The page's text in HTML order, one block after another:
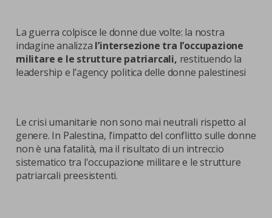
La guerra colpisce le donne due volte: la nostra
indagine analizza l’intersezione tra l’occupazione
militare e le strutture patriarcali, restituendo la
leadership e l’agency politica delle donne palestinesi
Le crisi umanitarie non sono mai neutrali rispetto al
genere. In Palestina, l’impatto del conflitto sulle donne
non è una fatalità, ma il risultato di un intreccio
sistematico tra l'occupazione militare e le strutture
patriarcali preesistenti.